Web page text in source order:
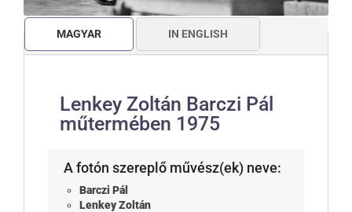
MAGYAR IN ENGLISH
Lenkey Zoltán Barczi Pál
műtermében 1975
A fotón szereplő művész(ek) neve:
Barczi Pál
Lenkey Zoltán